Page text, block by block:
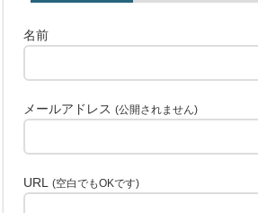
名前
メールアドレス(公開されません)
URL(空白でもOKです)